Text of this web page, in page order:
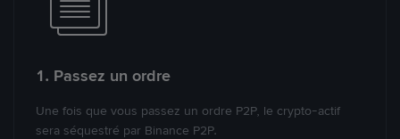
1. Passez un ordre
Une fois que vous passez un ordre P2P, le crypto-actif
sera séquestré par Binance P2P.